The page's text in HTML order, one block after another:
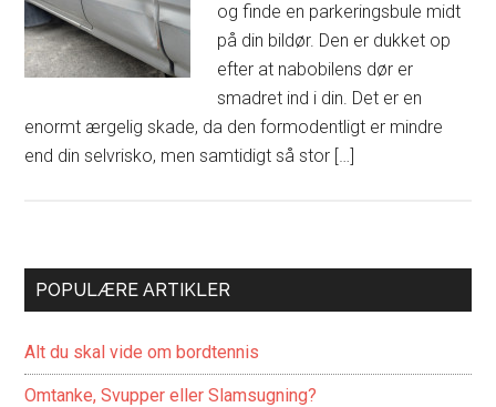
og finde en parkeringsbule midt
på din bildør. Den er dukket op
efter at nabobilens dør er
smadret ind i din. Det er en
enormt ærgelig skade, da den formodentligt er mindre
end din selvrisko, men samtidigt så stor […]
POPULÆRE ARTIKLER
Alt du skal vide om bordtennis
Omtanke, Svupper eller Slamsugning?